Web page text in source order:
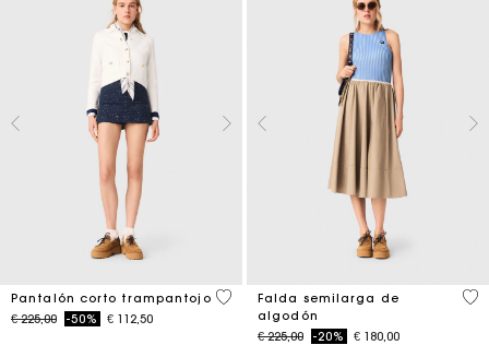
Pantalón corto trampantojo
Price reduced from
€ 225,00to-50% € 112,50
3,7 out of 5 Customer Rating
Falda semilarga de
algodón
Price reduced from
€ 225,00to-20% € 180,00
5